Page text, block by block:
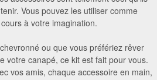
Vous pouvez les utiliser comme
à votre imagination.
ou que vous préfériez rêver
votre canapé, ce kit est fait pour vous.
vos amis, chaque accessoire en main,